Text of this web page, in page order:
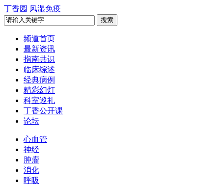
丁香园 风湿免疫
频道首页
最新资讯
指南共识
临床综述
经典病例
精彩幻灯
科室巡礼
丁香公开课
论坛
心血管
神经
肿瘤
消化
呼吸